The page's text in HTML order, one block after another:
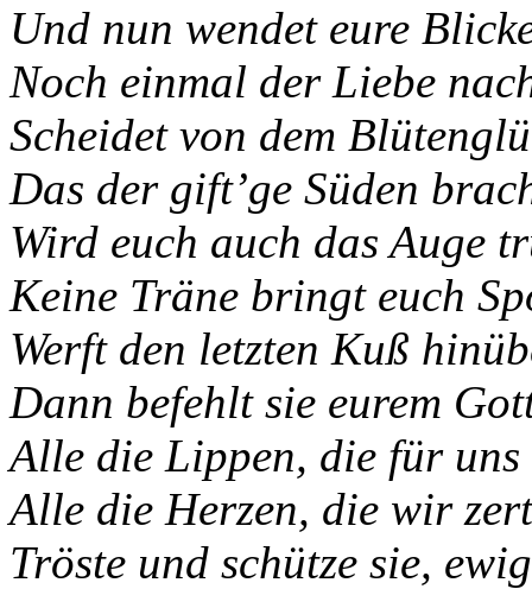
Und nun wendet eure
Noch einmal der Liebe
Scheidet von dem
Das der gift’ge Süden
Wird euch auch das Auge
Keine Träne bringt euch
Werft den letzten Kuß
Dann befehlt sie eurem
Alle die Lippen, die für uns
Alle die Herzen, die wir
Tröste und schütze sie,